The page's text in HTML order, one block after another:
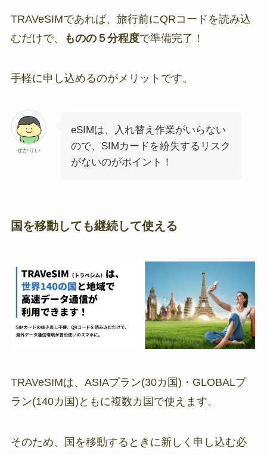
TRAVeSIMであれば、旅行前にQRコードを読み込
むだけで、
ものの５分程度で準備完了！
手軽に申し込めるのがメリットです。
せかりい
eSIMは、入れ替え作業がいらない
ので、SIMカードを紛失するリスク
がないのがポイント！
国を移動しても継続して使える
TRAVeSIMは、ASIAプラン(30カ国)・GLOBALプ
ラン(140カ国)ともに複数カ国で使えます。
そのため、国を移動するときに新しく申し込む必